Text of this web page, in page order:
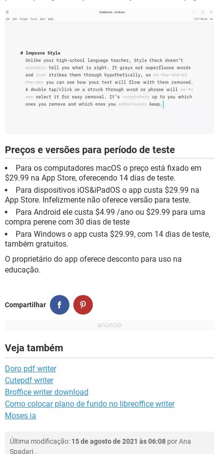
Preços e versões para período de teste
Para os computadores macOS o preço está fixado em
$29.99 na App Store, oferecendo 14 dias de teste.
Para dispositivos iOS&iPadOS o app custa $29.99 na
App Store. Infelizmente não oferece versão para teste.
Para Android ele custa $4.99 /ano ou $29.99 para uma
compra perene com 30 dias de teste
Para Windows o app custa $29.99, com 14 dias de teste,
também gratuitos.
O proprietário do app oferece desconto para uso na
educação.
Compartilhar
Veja também
Doro pdf writer
Cutepdf writer
Broffice writer download
Como colocar plano de fundo no libreoffice writer
Moses ia
Última modificação: 15 de agosto de 2021 às 06:08 porAna
Spadari .